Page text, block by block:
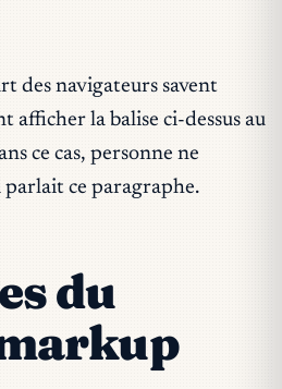
des navigateurs savent
afficher la balise ci-dessus au
ce cas, personne ne
ce paragraphe.
du